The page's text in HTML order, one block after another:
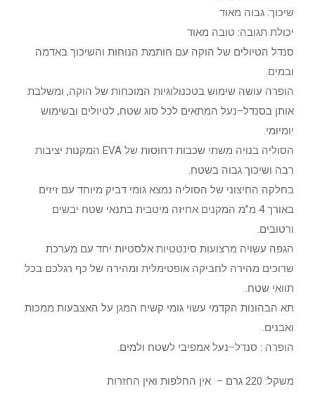
שיכוך: גבוה מאוד
יכולת תגובה: טובה מאוד
סנדל הטיולים של הוקה עם חותמת הנוחות והשיכוך באדמה
ובמים.
הופרה עושה שימוש בטכנולוגיות המוכחות של הוקה, ומשלבת
אותן בסנדל–נעל המתאים לכל סוג שטח, לטיולים ובשימוש
יומיומי.
הסוליה בנויה משתי שכבות דחוסות של EVA המקנות יציבות
רבה ושיכוך גבוה בשטח.
בחלקה החיצוני של הסוליה נמצא גומי דביק מיוחד עם זיזים
באורך 4 מ”מ המקנים אחיזה מיטבית בתנאי שטח יבשים
ורטובים.
הגפה עשויה מרצועות סינטטיות אלסטיות יחד עם מערכת
שרוכים מהירה לחביקה אופטימלית ומהירה של כף רגלכם בכל
תוואי שטח.
תא הבהונות הקדמי עשוי גומי קשיח המגן על האצבעות ממכות
ואבנים.
הופרה : סנדל–נעל אמפיבי לשטח ולמים.
משקל: 220 גרם – אין החלפות ואין החזרות